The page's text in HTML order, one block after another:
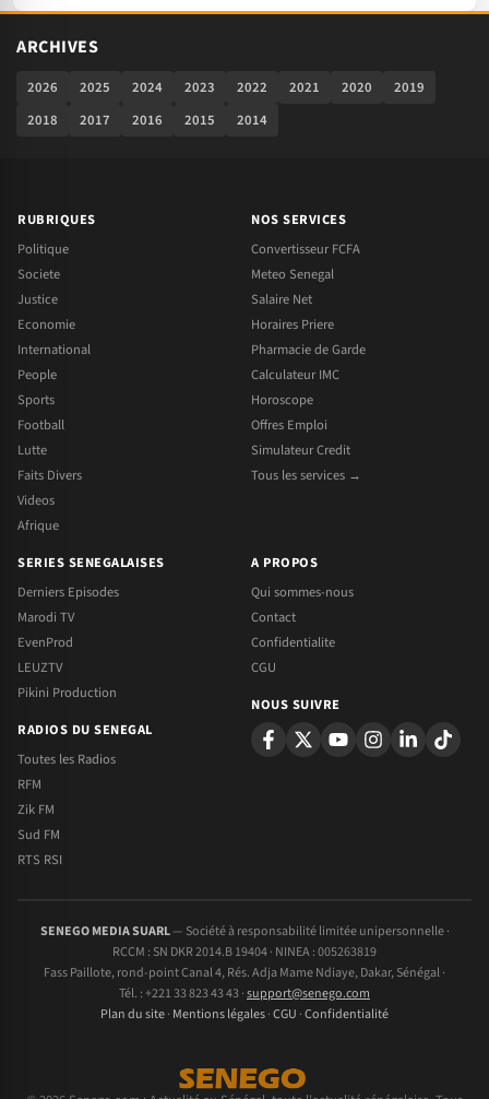
ARCHIVES
2026 2025 2024 2023 2022 2021 2020
2019
2018
2017 2016 2015 2014
RUBRIQUES
Politique
Societe
Justice
Economie
International
People
Sports
Football
Lutte
Faits Divers
Videos
Afrique
NOS SERVICES
Convertisseur FCFA
Meteo Senegal
Salaire Net
Horaires Priere
Pharmacie de Garde
Calculateur IMC
Horoscope
Offres Emploi
Simulateur Credit
Tous les services →
SERIES SENEGALAISES
Derniers Episodes
Marodi TV
EvenProd
LEUZTV
Pikini Production
RADIOS DU SENEGAL
Toutes les Radios
RFM
Zik FM
Sud FM
RTS RSI
A PROPOS
Qui sommes-nous
Contact
Confidentialite
CGU
NOUS SUIVRE
SENEGO MEDIA SUARL— Société à responsabilité limitée unipersonnelle ·
RCCM : SN DKR 2014.B 19404 · NINEA : 005263819
Fass Paillote, rond-point Canal 4, Rés. Adja Mame Ndiaye, Dakar, Sénégal ·
Tél. : +221 33 823 43 43 ·support@senego.com
Plan du site· Mentions légales·CGU ·Confidentialité